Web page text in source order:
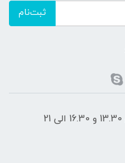
ثبت‌نام
شنبه تا پنج‌شنبه ساعت 7.30 الی 13.30 و 16.30 الی 21